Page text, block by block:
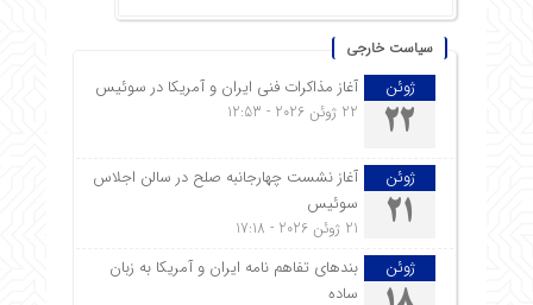
سیاست خارجی
ژوئن
22
آغاز مذاکرات فنی ایران و آمریکا در سوئیس
22 ژوئن 2026 - 12:53
ژوئن
21
آغاز نشست چهارجانبه صلح در سالن اجلاس
سوئیس
21 ژوئن 2026 - 17:18
ژوئن
بندهای تفاهم نامه ایران و آمریکا به زبان
ساده